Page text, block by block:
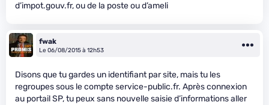
d’impot.gouv.fr, ou de la poste ou d’ameli
fwak
Le 06/08/2015 à 12h53
Disons que tu gardes un identifiant par site, mais tu les
regroupes sous le compte service-public.fr. Après connexion
au portail SP, tu peux sans nouvelle saisie d’informations aller